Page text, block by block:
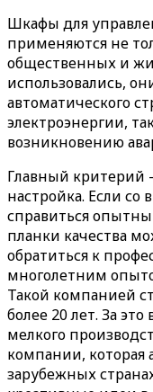
Шкафы для
применяются не
общественных и
использовались,
автоматического
электроэнергии,
возникновению
Главный критерий
настройка. Если
справиться
планки качества
обратиться к
многолетним
Такой компанией
более 20 лет. За
мелкого
компании, которая
зарубежных